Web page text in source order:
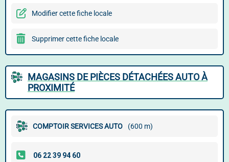
Modifier cette fiche locale
Supprimer cette fiche locale
MAGASINS DE PIÈCES DÉTACHÉES AUTO À
PROXIMITÉ
COMPTOIR SERVICES AUTO (600 m)